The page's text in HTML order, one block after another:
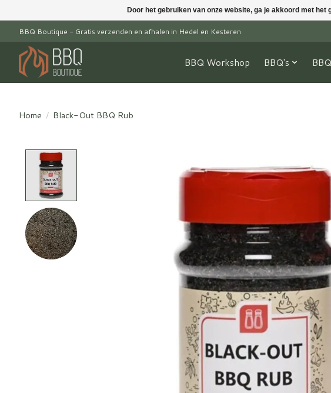
BBQ Boutique - Gratis verzenden en afhalen in Hedel en Kesteren
BBQ Workshop BBQ's
Home / Black-Out BBQ Rub
Door het gebruiken van onze website, ga je akkoord met